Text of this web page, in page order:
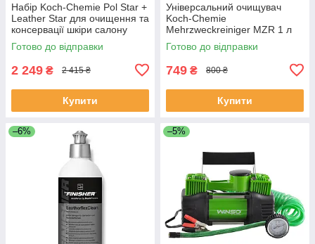
Набір Koch-Chemie Pol Star +
Leather Star для очищення та
консервації шкіри салону
авто
Готово до відправки
2 249 ₴ 2 415 ₴
Купити
Універсальний очищувач
Koch-Chemie
Mehrzweckreiniger MZR 1 л
для салону авто
Готово до відправки
749 ₴ 800 ₴
Купити
–6% –5%